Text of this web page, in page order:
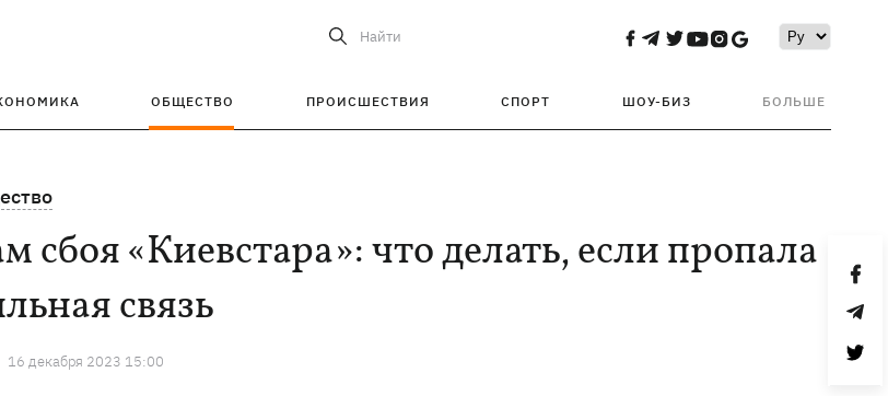
Найти
ОБЩЕСТВО ПРОИСШЕСТВИЯ СПОРТ ШОУ-БИЗ БОЛЬШЕ
сбоя «Киевстара»: что делать, если пропала
связь
16 декабря 2023 15:00